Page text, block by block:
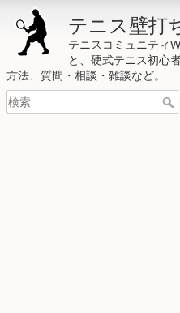
テニス壁打
テニスコミュニティ
と、硬式テニス初心
方法、質問・相談・雑談など。